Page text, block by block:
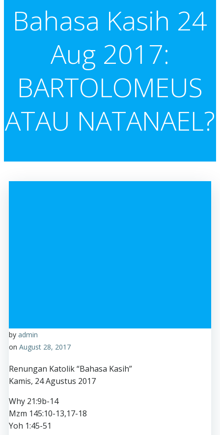
Bahasa Kasih 24
Aug 2017:
BARTOLOMEUS
ATAU NATANAEL?
by admin
on August 28, 2017
Renungan Katolik “Bahasa Kasih”
Kamis, 24 Agustus 2017
Why 21:9b-14
Mzm 145:10-13,17-18
Yoh 1:45-51